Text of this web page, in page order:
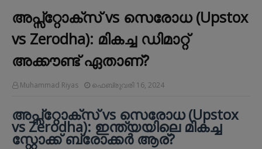
അപ്സ്റ്റോക്സ് vs സെരോധ (Upstox
vs Zerodha): മികച്ച ഡിമാറ്റ്
അക്കൗണ്ട് ഏതാണ്?
Muhammad Riyas ഫെബ്രുവരി 16, 2024
അപ്സ്റ്റോക്സ് vs സെരോധ (Upstox
vs Zerodha): ഇന്ത്യയിലെ മികച്ച
സ്റ്റോക്ക് ബ്രോക്കർ ആര്?